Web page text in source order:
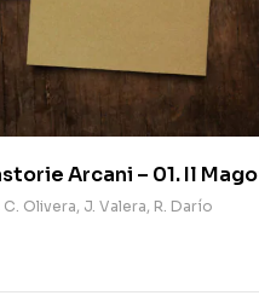
Arcani – 01. Il Mago
C. Olivera, J. Valera, R. Darío